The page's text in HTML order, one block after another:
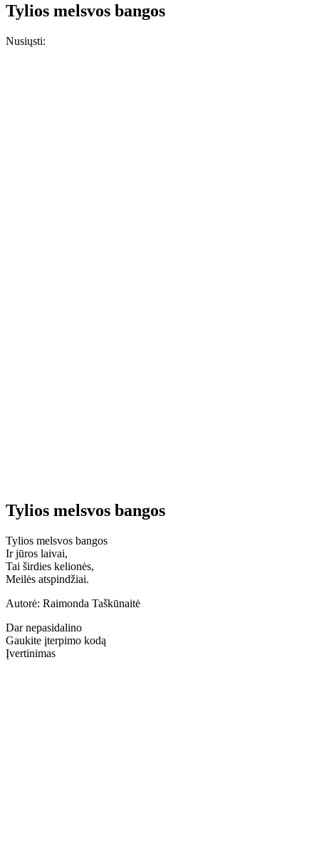
Tylios melsvos bangos
Nusiųsti:
Tylios melsvos bangos
Tylios melsvos bangos
Ir jūros laivai,
Tai širdies kelionės,
Meilės atspindžiai.
Autorė: Raimonda Taškūnaitė
Dar nepasidalino
Gaukite įterpimo kodą
Įvertinimas